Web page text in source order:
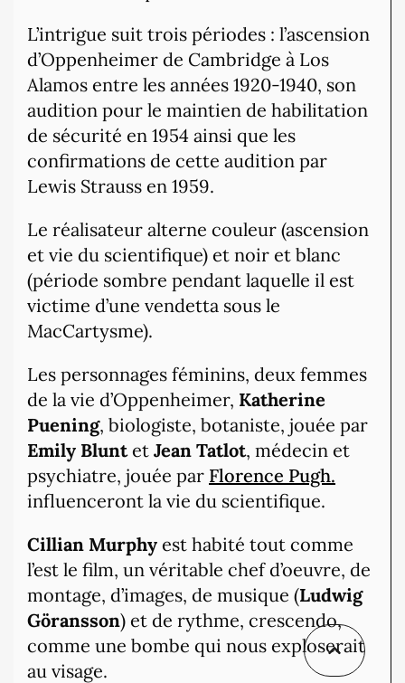
L’intrigue suit trois périodes : l’ascension
d’Oppenheimer de Cambridge à Los
Alamos entre les années 1920-1940, son
audition pour le maintien de habilitation
de sécurité en 1954 ainsi que les
confirmations de cette audition par
Lewis Strauss en 1959.
Le réalisateur alterne couleur (ascension
et vie du scientifique) et noir et blanc
(période sombre pendant laquelle il est
victime d’une vendetta sous le
MacCartysme).
Les personnages féminins, deux femmes
de la vie d’Oppenheimer, Katherine
Puening, biologiste, botaniste, jouée par
Emily Bluntet Jean Tatlot, médecin et
psychiatre, jouée par Florence Pugh.
influenceront la vie du scientifique.
Cillian Murphy est habité tout comme
l’est le film, un véritable chef d’oeuvre, de
montage, d’images, de musique (Ludwig
Göransson) et de rythme, crescendo,
comme une bombe qui nous exploserait
au visage.